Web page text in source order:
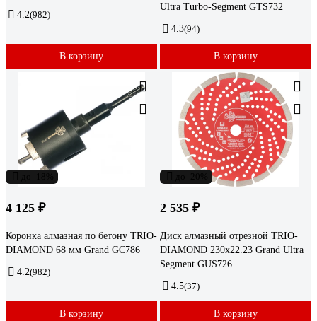
4.2(982)
В корзину
Ultra Turbo-Segment GTS732
4.3(94)
В корзину
4 125 ₽
Коронка алмазная по бетону TRIO-
DIAMOND 68 мм Grand GC786
4.2(982)
В корзину
2 535 ₽
Диск алмазный отрезной TRIO-
DIAMOND 230x22.23 Grand Ultra
Segment GUS726
4.5(37)
В корзину